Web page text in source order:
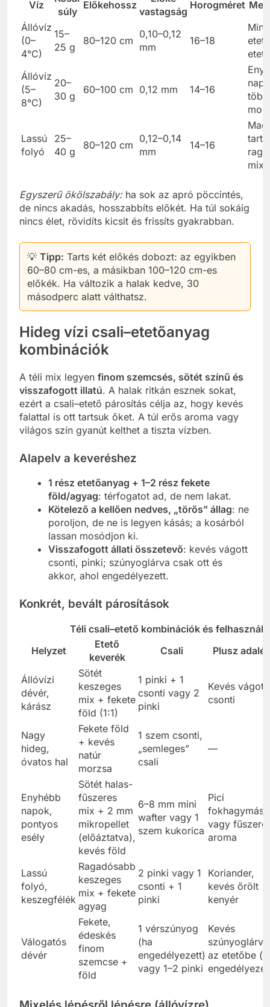
Víz
súly
Előkehossz
vastagság
Horogméret
Állóvíz
(0–
4°C)
15–
25 g
80–120 cm
0,10–0,12
mm
16–18
etető
Állóvíz
(5–
8°C)
20–
30 g
60–100 cm 0,12 mm 14–16
több
Lassú
folyó
25–
40 g
80–120 cm
0,12–0,14
mm
14–16
mix
Egyszerű ökölszabály:ha sok az apró pöccintés,
de nincs akadás, hosszabbíts előkét. Ha túl sokáig
nincs élet, rövidíts kicsit és frissíts gyakrabban.
💡 Tipp: Tarts két előkés dobozt: az egyikben
60–80 cm-es, a másikban 100–120 cm-es
előkék. Ha változik a halak kedve, 30
másodperc alatt válthatsz.
Hideg vízi csali–etetőanyag
kombinációk
A téli mix legyen finom szemcsés, sötét színű és
visszafogott illatú. A halak ritkán esznek sokat,
ezért a csali–etető párosítás célja az, hogy kevés
falattal is ott tartsuk őket. A túl erős aroma vagy
világos szín gyanút kelthet a tiszta vízben.
Alapelv a keveréshez
1 rész etetőanyag + 1–2 rész fekete
föld/agyag: térfogatot ad, de nem lakat.
Kötelező a kellően nedves, „törős” állag: ne
poroljon, de ne is legyen kásás; a kosárból
lassan mosódjon ki.
Visszafogott állati összetevő: kevés vágott
csonti, pinki; szúnyoglárva csak ott és
akkor, ahol engedélyezett.
Konkrét, bevált párosítások
Téli csali–etető kombinációk és
Helyzet
Etető
keverék
Csali Plusz adalék
Állóvízi
dévér,
kárász
Sötét
keszeges
mix + fekete
föld (1:1)
1 pinki + 1
csonti vagy 2
pinki
Kevés vágott
csonti
Nagy
hideg,
óvatos hal
Fekete föld
+ kevés
natúr
morzsa
1 szem csonti,
„semleges”
csali
—
Enyhébb
napok,
pontyos
esély
Sötét halas-
fűszeres
mix + 2 mm
mikropellet
(előáztatva),
kevés föld
6–8 mm mini
wafter vagy 1
szem kukorica
Pici
fokhagymás
vagy
aroma
Lassú
folyó,
keszegfélék
Ragadósabb
keszeges
mix + fekete
agyag
2 pinki vagy 1
csonti + 1
pinki
Koriander,
kevés őrölt
kenyér
Válogatós
dévér
Fekete,
édeskés
finom
szemcse +
föld
1 vérszúnyog
(ha
engedélyezett)
vagy 1–2 pinki
Kevés
szúnyoglárva
az etetőbe